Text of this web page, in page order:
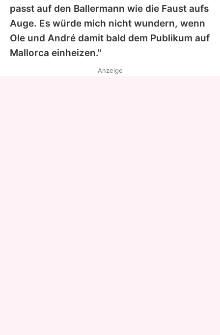
passt auf den Ballermann wie die Faust aufs
Auge. Es würde mich nicht wundern, wenn
Ole und André damit bald dem Publikum auf
Mallorca einheizen."
Anzeige